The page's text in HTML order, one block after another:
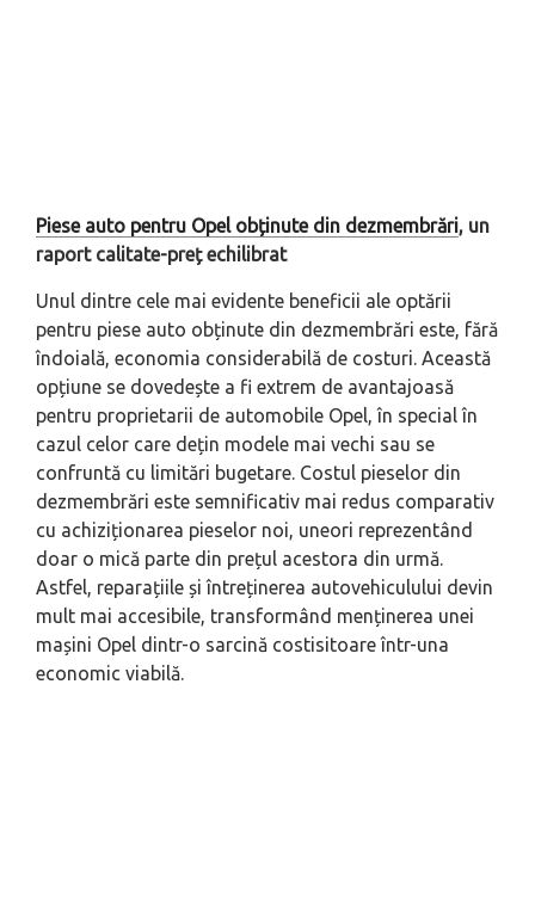
Piese auto pentru Opel obținute din dezmembrări, un
raport calitate-preț echilibrat
Unul dintre cele mai evidente beneficii ale optării
pentru piese auto obținute din dezmembrări este, fără
îndoială, economia considerabilă de costuri. Această
opțiune se dovedește a fi extrem de avantajoasă
pentru proprietarii de automobile Opel, în special în
cazul celor care dețin modele mai vechi sau se
confruntă cu limitări bugetare. Costul pieselor din
dezmembrări este semnificativ mai redus comparativ
cu achiziționarea pieselor noi, uneori reprezentând
doar o mică parte din prețul acestora din urmă.
Astfel, reparațiile și întreținerea autovehiculului devin
mult mai accesibile, transformând menținerea unei
mașini Opel dintr-o sarcină costisitoare într-una
economic viabilă.